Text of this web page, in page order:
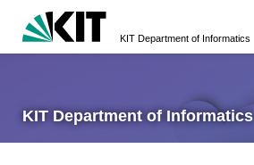
KIT Department of Informatics
KIT Department of Informatics